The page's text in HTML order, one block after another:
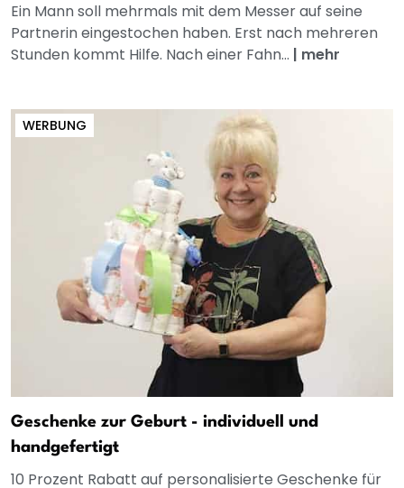
Ein Mann soll mehrmals mit dem Messer auf seine
Partnerin eingestochen haben. Erst nach mehreren
Stunden kommt Hilfe. Nach einer Fahn... | mehr
WERBUNG
Geschenke zur Geburt - individuell und
handgefertigt
10 Prozent Rabatt auf personalisierte Geschenke für